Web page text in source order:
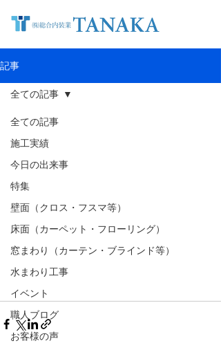
記事
全ての記事
施工実績
今日の出来事
特集
壁面（クロス・フスマ等）
床面（カーペット・フローリング）
窓まわり（カーテン・ブラインド等）
水まわり工事
イベント
職人ブログ
お客様の声
全ての記事